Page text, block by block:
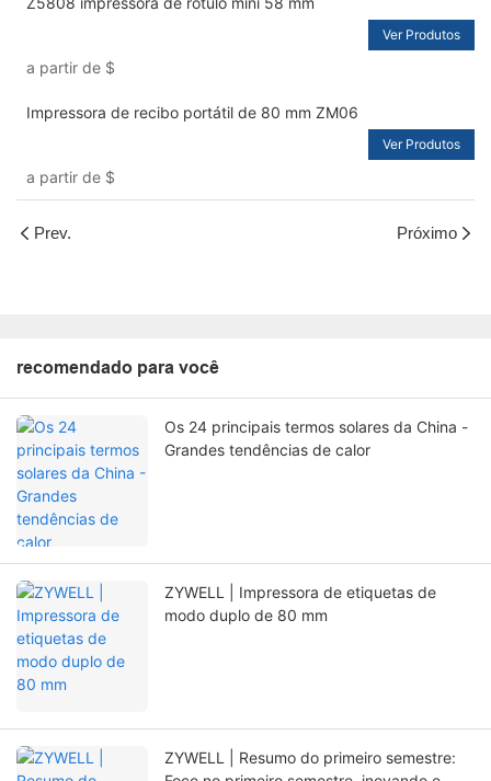
a partir de $
Ver Produtos
Impressora de recibo portátil de 80 mm ZM06
a partir de $
Ver Produtos
Prev. Próximo
recomendado para você
Os 24 principais termos solares da China -
Grandes tendências de calor
ZYWELL | Impressora de etiquetas de
modo duplo de 80 mm
ZYWELL | Resumo do primeiro semestre: